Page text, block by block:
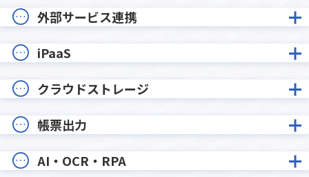
外部サービス連携
iPaaS
クラウドストレージ
帳票出力
AI・OCR・RPA